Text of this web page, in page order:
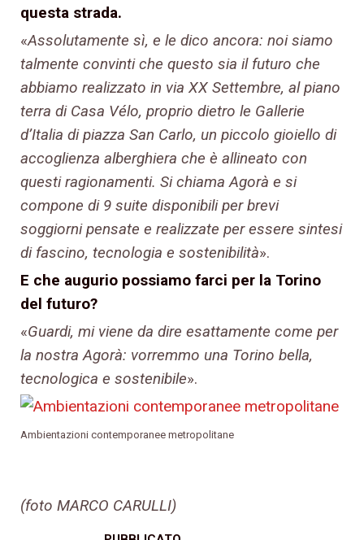
questa strada.
«Assolutamente sì, e le dico ancora: noi siamo
talmente convinti che questo sia il futuro che
abbiamo realizzato in via XX Settembre, al piano
terra di Casa Vélo, proprio dietro le Gallerie
d’Italia di piazza San Carlo, un piccolo gioiello di
accoglienza alberghiera che è allineato con
questi ragionamenti. Si chiama Agorà e si
compone di 9 suite disponibili per brevi
soggiorni pensate e realizzate per essere sintesi
di fascino, tecnologia e sostenibilità».
E che augurio possiamo farci per la Torino
del futuro?
«Guardi, mi viene da dire esattamente come per
la nostra Agorà: vorremmo una Torino bella,
tecnologica e sostenibile».
Ambientazioni contemporanee metropolitane
(foto MARCO CARULLI)